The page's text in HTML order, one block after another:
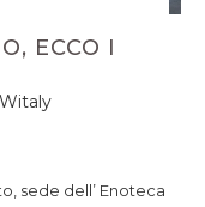
ECCO I
sede dell’ Enoteca